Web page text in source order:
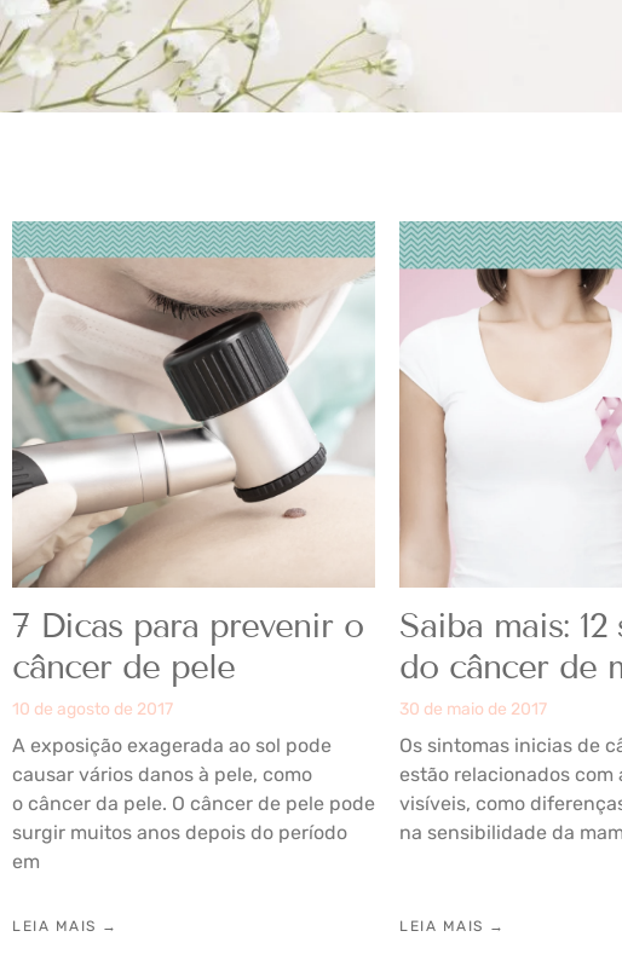
7 Dicas para prevenir o
câncer de pele
10 de agosto de 2017
A exposição exagerada ao sol pode
causar vários danos à pele, como
o câncer da pele. O câncer de pele pode
surgir muitos anos depois do período
em
LEIA MAIS →
Saiba mais:
do câncer de
30 de maio de 2017
Os sintomas inicias de
estão relacionados com
visíveis, como
na sensibilidade da
LEIA MAIS →